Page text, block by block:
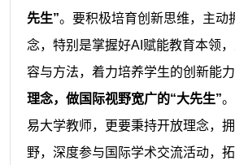
先生”。要积极培育创新思维，主动
念，特别是掌握好AI赋能教育本领
容与方法，着力培养学生的创新能力
理念，做国际视野宽广的“大先生”
易大学教师，更要秉持开放理念，
野，深度参与国际学术交流活动，